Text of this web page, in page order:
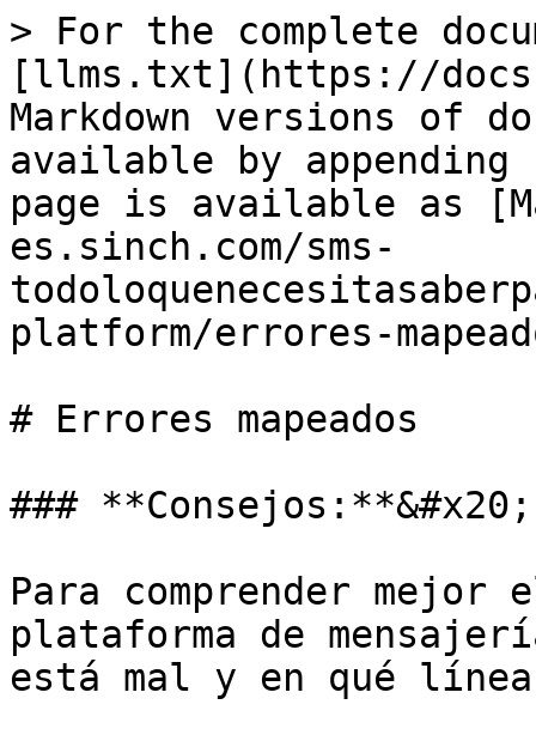
> For the complete
[llms.txt](https://
Markdown versions of
available by
page is available as
es.sinch.com/sms-
platform/errores-
# Errores mapeados
### **Consejos:**&#x20;
Para comprender
plataforma de
está mal y en qué